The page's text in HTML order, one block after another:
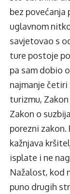
bez povećanja
uglavnom
savjetovao s
ture postoje
pa sam dobio
najmanje četiri
turizmu,
Zakon o
porezni zakon.
kažnjava
isplate i ne
Nažalost, kod
puno drugih